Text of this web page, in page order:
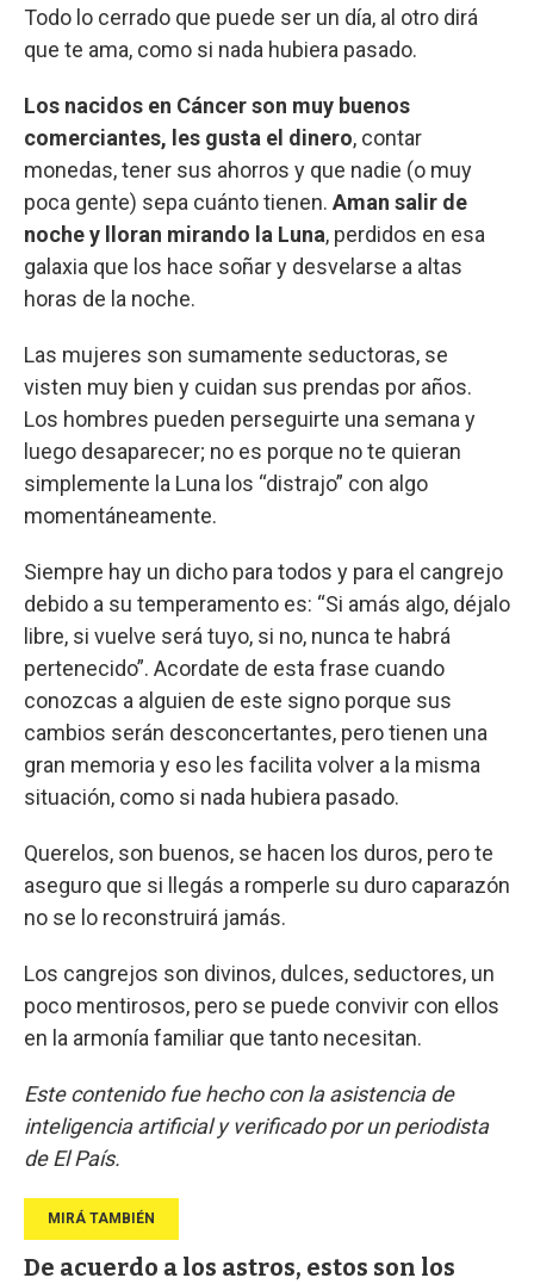
Todo lo cerrado que puede ser un día, al otro dirá
que te ama, como si nada hubiera pasado.
Los nacidos en Cáncer son muy buenos
comerciantes, les gusta el dinero, contar
monedas, tener sus ahorros y que nadie (o muy
poca gente) sepa cuánto tienen. Aman salir de
noche y lloran mirando la Luna, perdidos en esa
galaxia que los hace soñar y desvelarse a altas
horas de la noche.
Las mujeres son sumamente seductoras, se
visten muy bien y cuidan sus prendas por años.
Los hombres pueden perseguirte una semana y
luego desaparecer; no es porque no te quieran
simplemente la Luna los “distrajo” con algo
momentáneamente.
Siempre hay un dicho para todos y para el cangrejo
debido a su temperamento es: “Si amás algo, déjalo
libre, si vuelve será tuyo, si no, nunca te habrá
pertenecido”. Acordate de esta frase cuando
conozcas a alguien de este signo porque sus
cambios serán desconcertantes, pero tienen una
gran memoria y eso les facilita volver a la misma
situación, como si nada hubiera pasado.
Querelos, son buenos, se hacen los duros, pero te
aseguro que si llegás a romperle su duro caparazón
no se lo reconstruirá jamás.
Los cangrejos son divinos, dulces, seductores, un
poco mentirosos, pero se puede convivir con ellos
en la armonía familiar que tanto necesitan.
Este contenido fue hecho con la asistencia de
inteligencia artificial y verificado por un periodista
de El País.
De acuerdo a los astros, estos son los